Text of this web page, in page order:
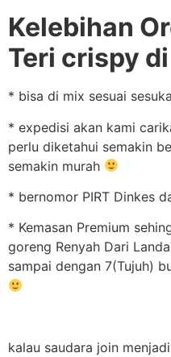
Kelebihan
Teri crispy
* bisa di mix sesuai
* expedisi akan kami
perlu diketahui semakin
semakin murah
* bernomor PIRT Dinkes
* Kemasan Premium
goreng Renyah Dari
sampai dengan 7(Tujuh)
kalau saudara join